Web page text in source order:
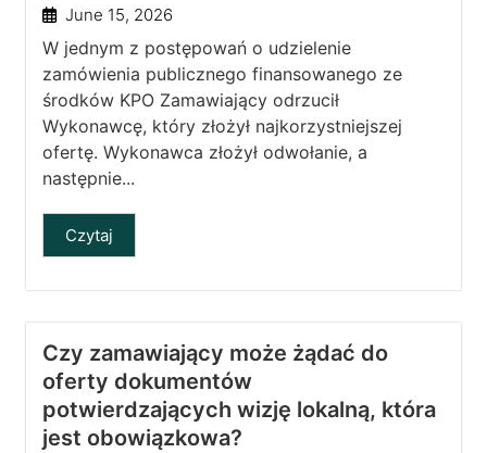
June 15, 2026
W jednym z postępowań o udzielenie
zamówienia publicznego finansowanego ze
środków KPO Zamawiający odrzucił
Wykonawcę, który złożył najkorzystniejszej
ofertę. Wykonawca złożył odwołanie, a
następnie...
Czytaj
Czy zamawiający może żądać do
oferty dokumentów
potwierdzających wizję lokalną, która
jest obowiązkowa?